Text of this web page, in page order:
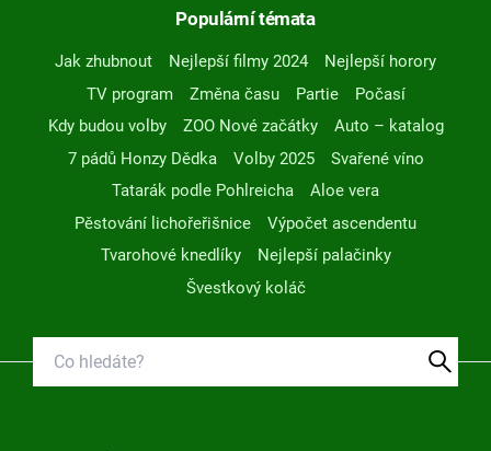
Populární témata
Jak zhubnout Nejlepší filmy 2024
Nejlepší horory
TV program
Změna času Partie
Počasí
Kdy budou volby
ZOO Nové začátky
Auto – katalog
7 pádů Honzy Dědka
Volby 2025
Svařené víno
Tatarák podle Pohlreicha
Aloe vera
Pěstování lichořeřišnice
Výpočet ascendentu
Tvarohové knedlíky
Nejlepší palačinky
Švestkový koláč